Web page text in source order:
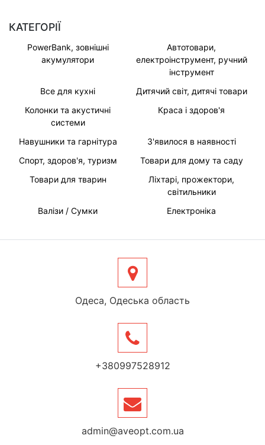
КАТЕГОРІЇ
PowerBank, зовнішні
акумулятори
Автотовари,
електроінструмент, ручний
інструмент
Все для кухні
Дитячий світ, дитячі товари
Колонки та акустичні
системи
Краса і здоров'я
Навушники та гарнітура
З'явилося в наявності
Спорт, здоров'я, туризм
Товари для дому та саду
Товари для тварин
Ліхтарі, прожектори,
світильники
Валізи / Сумки
Електроніка
Одеса, Одеська область
+380997528912
admin@aveopt.com.ua